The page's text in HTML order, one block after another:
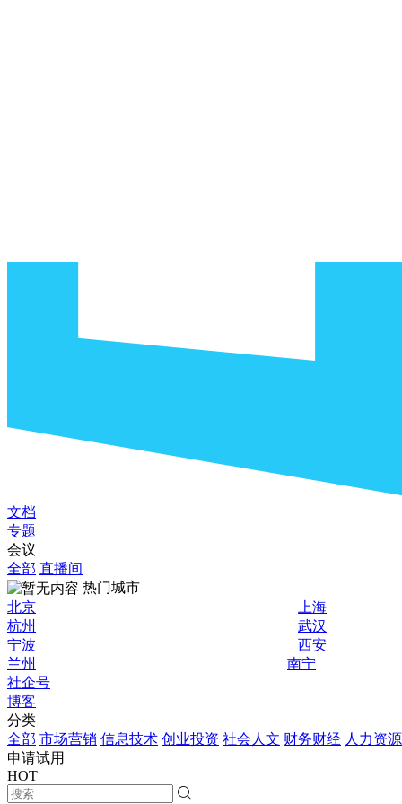
文档
专题
会议
全部 直播间
热门城市
北京
上海
杭州
武汉
宁波
西安
兰州
南宁
社企号
博客
分类
全部 市场营销 信息技术 创业投资 社会人文 财务财经 人力资源
申请试用
HOT